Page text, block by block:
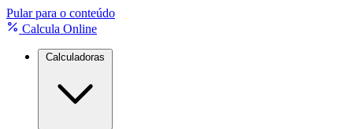
Pular para o conteúdo
Calcula Online